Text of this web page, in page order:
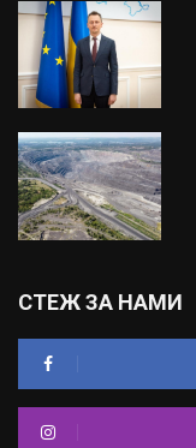
СТЕЖ ЗА НАМИ